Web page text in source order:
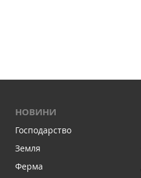
НОВИНИ
Господарство
Земля
Ферма